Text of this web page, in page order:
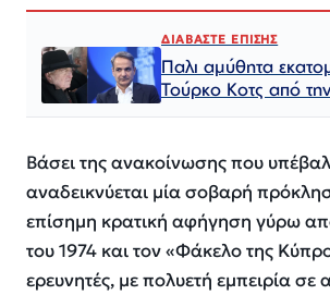
ΔΙΑΒΑΣΤΕ ΕΠΙΣΗΣ
Παλι αμύθητα
Τούρκο Κοτς από
Βάσει της ανακοίνωσης που
αναδεικνύεται μία σοβαρή
επίσημη κρατική αφήγηση γύρω
του 1974 και τον «Φάκελο της
ερευνητές, με πολυετή εμπειρία σε